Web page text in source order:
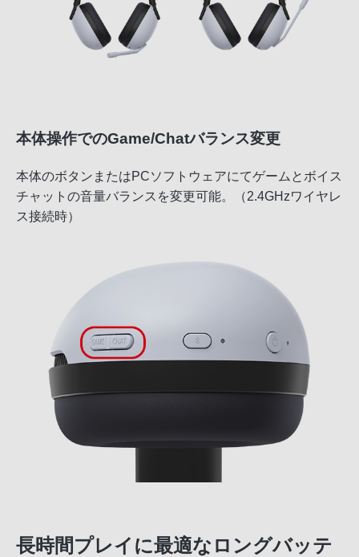
本体操作でのGame/Chatバランス変更
本体のボタンまたはPCソフトウェアにてゲームとボイス
チャットの音量バランスを変更可能。（2.4GHzワイヤレ
ス接続時）
長時間プレイに最適なロングバッテ